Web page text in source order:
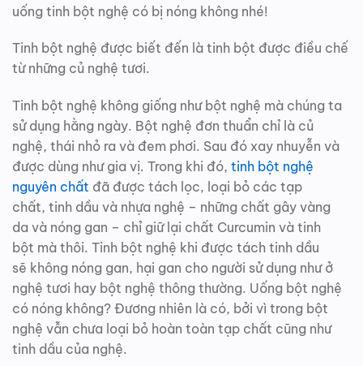
uống tinh bột nghệ có bị nóng không nhé!
Tinh bột nghệ được biết đến là tinh bột được điều chế
từ những củ nghệ tươi.
Tinh bột nghệ không giống như bột nghệ mà chúng ta
sử dụng hằng ngày. Bột nghệ đơn thuẩn chỉ là củ
nghệ, thái nhỏ ra và đem phơi. Sau đó xay nhuyễn và
được dùng như gia vị. Trong khi đó, tinh bột nghệ
nguyên chất đã được tách lọc, loại bỏ các tạp
chất, tinh dầu và nhựa nghệ – những chất gây vàng
da và nóng gan – chỉ giữ lại chất Curcumin và tinh
bột mà thôi. Tinh bột nghệ khi được tách tinh dầu
sẽ không nóng gan, hại gan cho người sử dụng như ở
nghệ tươi hay bột nghệ thông thường. Uống bột nghệ
có nóng không? Đương nhiên là có, bởi vì trong bột
nghệ vẫn chưa loại bỏ hoàn toàn tạp chất cũng như
tinh dầu của nghệ.